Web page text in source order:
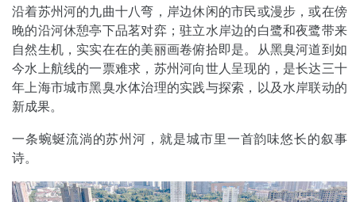
沿着苏州河的九曲十八弯，岸边休闲的市民或漫步，或在傍
晚的沿河休憩亭下品茗对弈；驻立水岸边的白鹭和夜鹭带来
自然生机，实实在在的美丽画卷俯拾即是。从黑臭河道到如
今水上航线的一票难求，苏州河向世人呈现的，是长达三十
年上海市城市黑臭水体治理的实践与探索，以及水岸联动的
新成果。
一条蜿蜒流淌的苏州河，就是城市里一首韵味悠长的叙事
诗。